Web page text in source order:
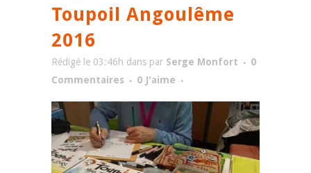
Toupoil Angoulême
2016
Rédigé le 03:46h dans par Serge Monfort
0
Commentaires
0 J'aime